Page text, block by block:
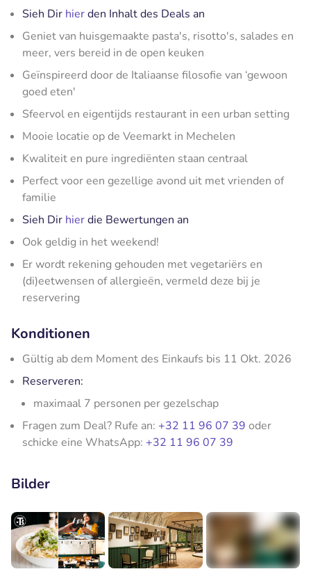
Sieh Dir hierden Inhalt des Deals an
Geniet van huisgemaakte pasta's, risotto's, salades en
meer, vers bereid in de open keuken
Geïnspireerd door de Italiaanse filosofie van ‘gewoon
goed eten'
Sfeervol en eigentijds restaurant in een urban setting
Mooie locatie op de Veemarkt in Mechelen
Kwaliteit en pure ingrediënten staan centraal
Perfect voor een gezellige avond uit met vrienden of
familie
Sieh Dir hierdie Bewertungen an
Ook geldig in het weekend!
Er wordt rekening gehouden met vegetariërs en
(di)eetwensen of allergieën, vermeld deze bij je
reservering
Konditionen
Gültig ab dem Moment des Einkaufs bis 11 Okt. 2026
Reserveren:
maximaal 7 personen per gezelschap
Fragen zum Deal? Rufe an: +32 11 96 07 39 oder
schicke eine WhatsApp: +32 11 96 07 39
Bilder